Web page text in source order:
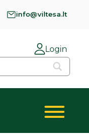
info@viltesa.lt
Login